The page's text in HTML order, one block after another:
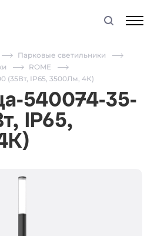
Парковые светильники
ROME
(35Вт, IP65, 3500Лм, 4К)
540074-35-
IP65,